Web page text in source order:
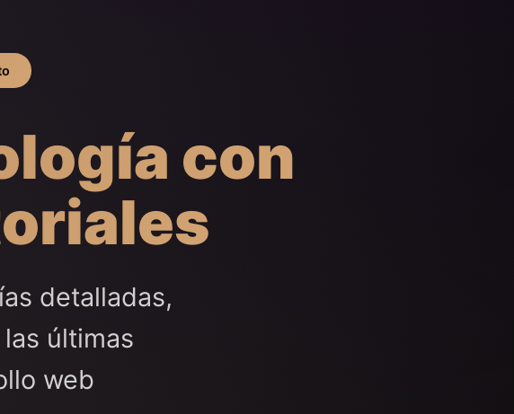
con
detalladas,
últimas
web